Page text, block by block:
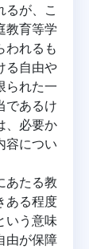
るが、こ
教育等学
われるも
る自由や
られた一
であるけ
、必要か
容につい
あたる教
ある程度
いう意味
由が保障